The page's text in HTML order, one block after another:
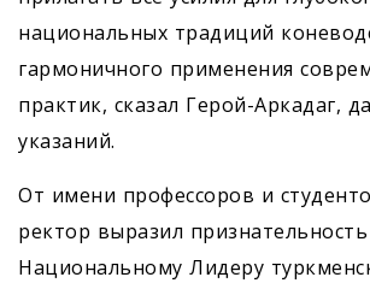
национальных традиций
гармоничного применения
практик, сказал Герой-Аркадаг,
указаний.
От имени профессоров и
ректор выразил признательность
Национальному Лидеру